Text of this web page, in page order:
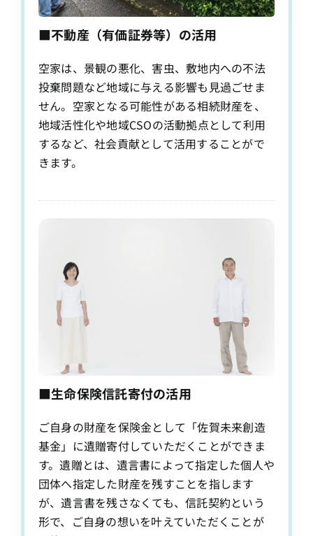
■不動産（有価証券等）の活用
空家は、景観の悪化、害虫、敷地内への不法
投棄問題など地域に与える影響も見過ごせま
せん。空家となる可能性がある相続財産を、
地域活性化や地域CSOの活動拠点として利用
するなど、社会貢献として活用することがで
きます。
■生命保険信託寄付の活用
ご自身の財産を保険金として「佐賀未来創造
基金」に遺贈寄付していただくことができま
す。遺贈とは、遺言書によって指定した個人や
団体へ指定した財産を残すことを指します
が、遺言書を残さなくても、信託契約という
形で、ご自身の想いを叶えていただくことが